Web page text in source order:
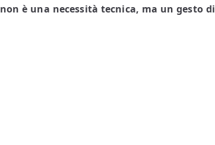
non è una necessità tecnica, ma un gesto di